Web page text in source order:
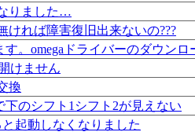
りました…
ければ障害復旧出来ないの???
す。omegaドライバーのダウンロ
けません
換
下のシフト1シフト2が見えない
起動しなくなりました